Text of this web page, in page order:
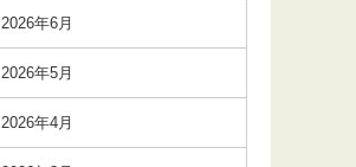
2026年6月
2026年5月
2026年4月